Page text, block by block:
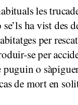
les
ha vist des
per
se per
o
de mort en